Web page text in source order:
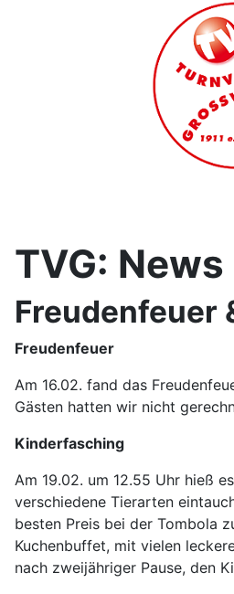
TVG: News
Freudenfeuer
Freudenfeuer
Am 16.02. fand das
Gästen hatten wir nicht
Kinderfasching
Am 19.02. um 12.55 Uhr hieß
verschiedene Tierarten
besten Preis bei der Tombola
Kuchenbuffet, mit vielen
nach zweijähriger Pause, den